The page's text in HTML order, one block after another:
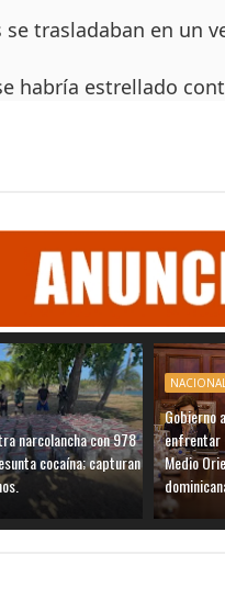
se trasladaban en un
habría estrellado
narcolancha con 978
cocaína; capturan
Gobierno
enfrentar
Medio